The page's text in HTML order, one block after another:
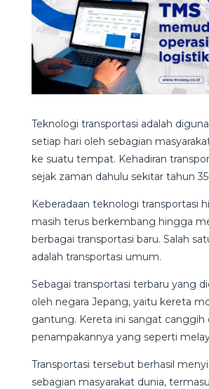
Teknologi transportasi adalah
setiap hari oleh sebagian
ke suatu tempat. Kehadiran
sejak zaman dahulu sekitar tahun
Keberadaan teknologi transportasi
masih terus berkembang hingga
berbagai transportasi baru. Salah
adalah transportasi umum.
Sebagai transportasi terbaru yang
oleh negara Jepang, yaitu kereta
gantung. Kereta ini sangat canggih
penampakannya yang seperti
Transportasi tersebut berhasil
sebagian masyarakat dunia,